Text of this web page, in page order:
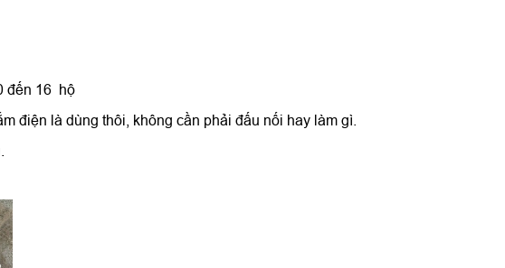
đến 16 hộ
điện là dùng thôi, không cần phải đấu nối hay làm gì.